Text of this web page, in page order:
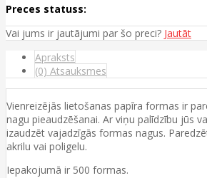
Preces statuss:
Vai jums ir jautājumi par šo preci? Jautāt
Apraksts
(0) Atsauksmes
Vienreizējās lietošanas papīra formas ir
nagu pieaudzēšanai. Ar viņu palīdzību jūs
izaudzēt vajadzīgās formas nagus.
akrilu vai poligelu.
Iepakojumā ir 500 formas.